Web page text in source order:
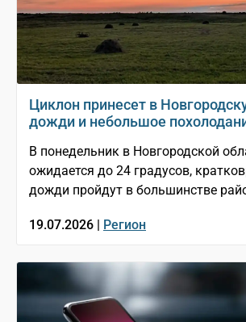
Циклон принесет в
дожди и небольшое
В понедельник в Новгородской
ожидается до 24 градусов,
дожди пройдут в большинстве
19.07.2026 | Регион